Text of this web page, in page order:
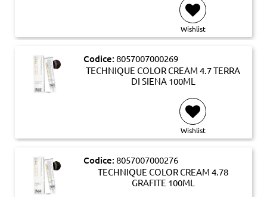
Wishlist
Codice: 8057007000269
TECHNIQUE COLOR CREAM 4.7 TERRA
DI SIENA 100ML
Wishlist
Codice: 8057007000276
TECHNIQUE COLOR CREAM 4.78
GRAFITE 100ML